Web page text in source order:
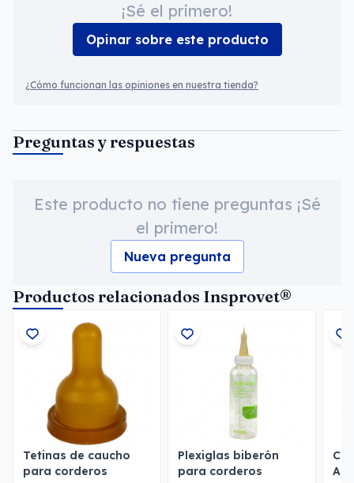
¡Sé el primero!
Opinar sobre este producto
¿Cómo funcionan las opiniones en nuestra tienda?
Preguntas y respuestas
Este producto no tiene preguntas ¡Sé
el primero!
Nueva pregunta
Productos relacionados Insprovet®
Tetinas de caucho
para corderos
Plexiglas biberón
para corderos